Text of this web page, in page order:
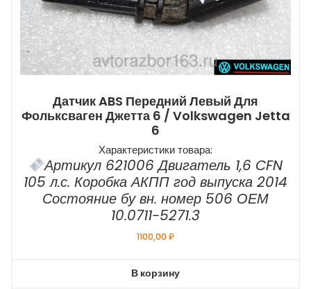
Датчик ABS Передний Левый Для
Фольксваген Джетта 6 / Volkswagen Jetta
6
Характеристики товара:
Артикул 621006 Двигатель 1,6 CFN
105 л.с. Коробка АКПП год выпуска 2014
Состояние бу вн. номер 506 ОЕМ
10.0711-5271.3
1100,00₽
В корзину